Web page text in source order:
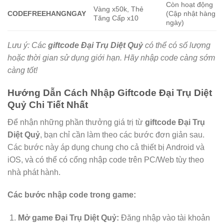
CODEFREEHANGNGAY
Vàng x50k, Thẻ
Tăng Cấp x10
Còn hoạt động
(Cập nhật hàng
ngày)
Lưu ý: Các giftcode Đại Trụ Diệt Quỷcó thể có số lượng
hoặc thời gian sử dụng giới hạn. Hãy nhập code càng sớm
càng tốt!
Hướng Dẫn Cách Nhập Giftcode Đại Trụ Diệt
Quỷ Chi Tiết Nhất
Để nhận những phần thưởng giá trị từ giftcode Đại Trụ
Diệt Quỷ, bạn chỉ cần làm theo các bước đơn giản sau.
Các bước này áp dụng chung cho cả thiết bị Android và
iOS, và có thể có cổng nhập code trên PC/Web tùy theo
nhà phát hành.
Các bước nhập code trong game:
Mở game Đại Trụ Diệt Quỷ: Đăng nhập vào tài khoản